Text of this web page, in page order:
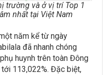
trường và ở vị trí Top 1
nhất tại Việt Nam
năm kể từ ngày
đã nhanh chóng
huynh trên toàn Đông
113,022%. Đặc biệt,